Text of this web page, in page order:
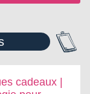
cadeaux |